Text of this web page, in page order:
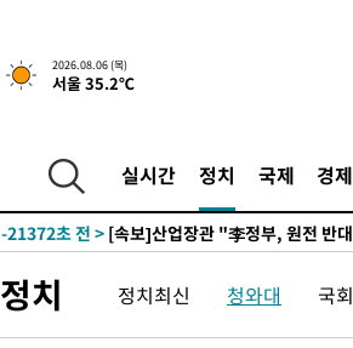
2026.08.06 (목)
서울 35.2℃
실시간 정치 국제 경제
4시간 전 >[속보] "이란-오만, 호르무즈 해협 통행
-24874초 전 >
트럼프, 한국계 진보 주지사 후
-24852초 전 >
-21372초 전 > [속보]산업장관 "李정부, 원전 반
색
-19456초 전 >
[속보]산업장관 "美무역법 제301
-19249초 전 >[속보]코스피 매도사이드카 발동
정치 정치최신 청와대 국